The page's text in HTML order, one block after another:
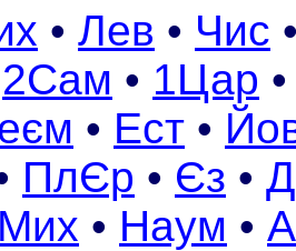
• Лев • Чис
2Сам • 1Цар
• Ест •
ПлЄр • Єз •
Мих • Наум •